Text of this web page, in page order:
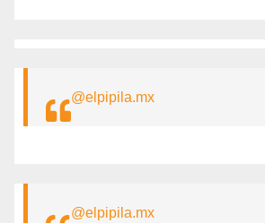
@elpipila.mx
@elpipila.mx